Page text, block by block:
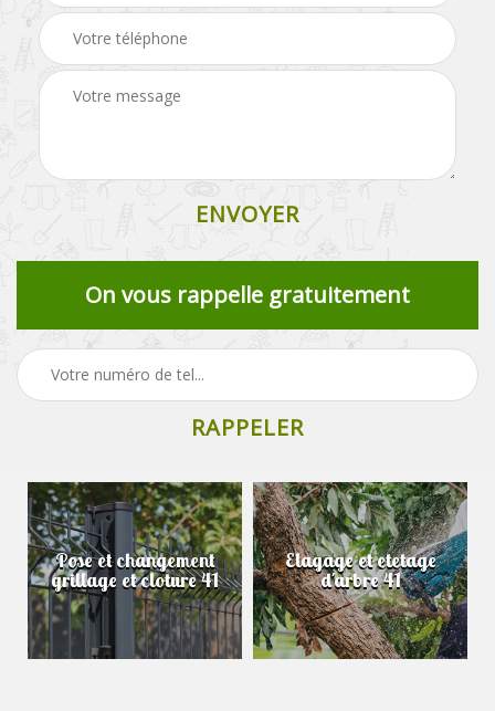
On vous rappelle gratuitement
Pose et changement
grillage et cloture 41
Elagage et etetage
d'arbre 41